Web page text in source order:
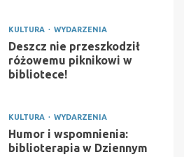
KULTURA WYDARZENIA
Deszcz nie przeszkodził
różowemu piknikowi w
bibliotece!
KULTURA WYDARZENIA
Humor i wspomnienia:
biblioterapia w Dziennym